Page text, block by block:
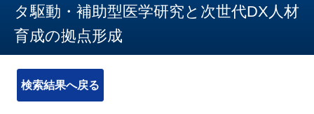
タ駆動・補助型医学研究と次世代DX人材
育成の拠点形成
検索結果へ戻る